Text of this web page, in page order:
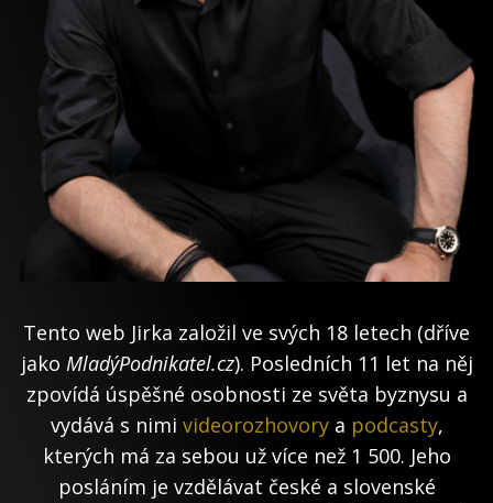
Tento web Jirka založil ve svých 18 letech (dříve
jako MladýPodnikatel.cz). Posledních 11 let na něj
zpovídá úspěšné osobnosti ze světa byznysu a
vydává s nimi videorozhovorya podcasty,
kterých má za sebou už více než 1 500. Jeho
posláním je vzdělávat české a slovenské